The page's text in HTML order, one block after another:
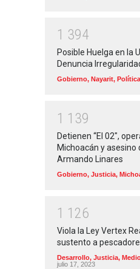
1 394
Posible Huelga en la
Denuncia
Gobierno, Nayarit, Política
1 1 39
Detienen “El 02″,
Michoacán y asesino
Armando Linares
Gobierno, Justicia,
1 1 26
Viola la Ley Vertex
sustento a
Desarrollo, Justicia,
julio 17, 2023